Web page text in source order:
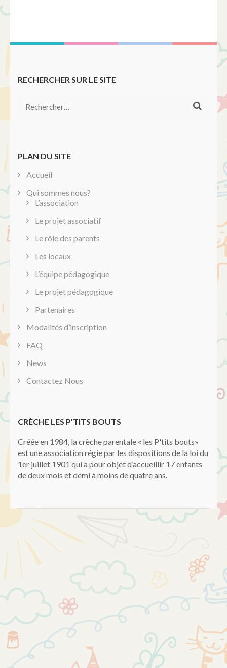
RECHERCHER SUR LE SITE
Rechercher :
PLAN DU SITE
Accueil
Qui sommes nous?
L’association
Le projet associatif
Le rôle des parents
Les locaux
L’équipe pédagogique
Le projet pédagogique
Partenaires
Modalités d’inscription
FAQ
News
Contactez Nous
CRÈCHE LES P’TITS BOUTS
Créée en 1984, la crèche parentale « les P'tits bouts»
est une association régie par les dispositions de la loi du
1er juillet 1901 qui a pour objet d’accueillir 17 enfants
de deux mois et demi à moins de quatre ans.